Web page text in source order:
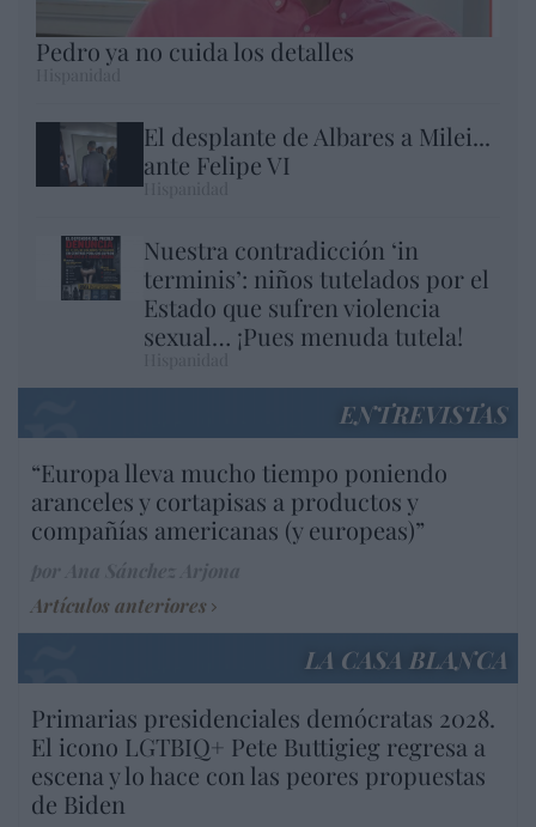
Pedro ya no cuida los detalles
El desplante de Albares a Milei...
ante Felipe VI
Nuestra contradicción ‘in
terminis’: niños tutelados por el
Estado que sufren violencia
sexual… ¡Pues menuda tutela!
ENTREVISTAS
“Europa lleva mucho tiempo poniendo
aranceles y cortapisas a productos y
compañías americanas (y europeas)”
Artículos anteriores
LA CASA BLANCA
Primarias presidenciales demócratas 2028.
El icono LGTBIQ+ Pete Buttigieg regresa a
escena y lo hace con las peores propuestas
de Biden